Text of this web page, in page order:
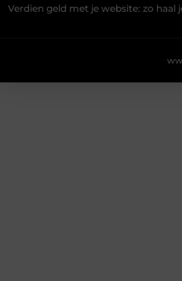
Verdien geld met je website: zo